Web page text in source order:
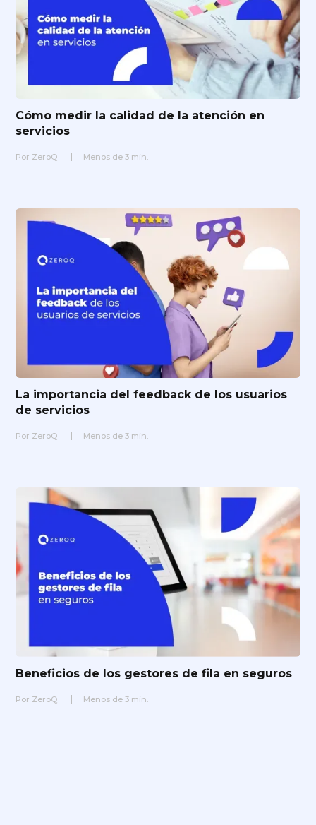
Cómo medir la calidad de la atención en
servicios
Por ZeroQ Menos de 3 min.
La importancia del feedback de los usuarios
de servicios
Por ZeroQ Menos de 3 min.
Beneficios de los gestores de fila en seguros
Por ZeroQ Menos de 3 min.